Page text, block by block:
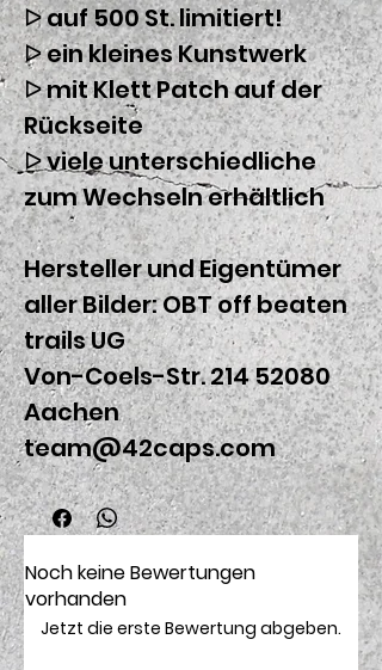
ᐅ auf 500 St. limitiert!
ᐅ ein kleines Kunstwerk
ᐅ mit Klett Patch auf der
Rückseite
ᐅ viele unterschiedliche
zum Wechseln erhältlich
Hersteller und Eigentümer
aller Bilder: OBT off beaten
trails UG
Von-Coels-Str. 214 52080
Aachen
team@42caps.com
Noch keine Bewertungen
vorhanden
Jetzt die erste Bewertung abgeben.